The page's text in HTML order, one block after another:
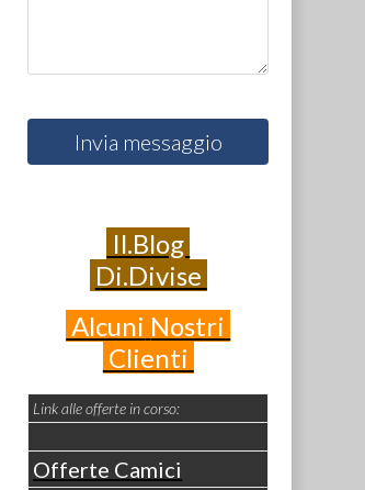
Invia messaggio
Il.Blog
Di.Divise
Alcuni Nostri
Clienti
Link alle offerte in corso:
Offerte Camici